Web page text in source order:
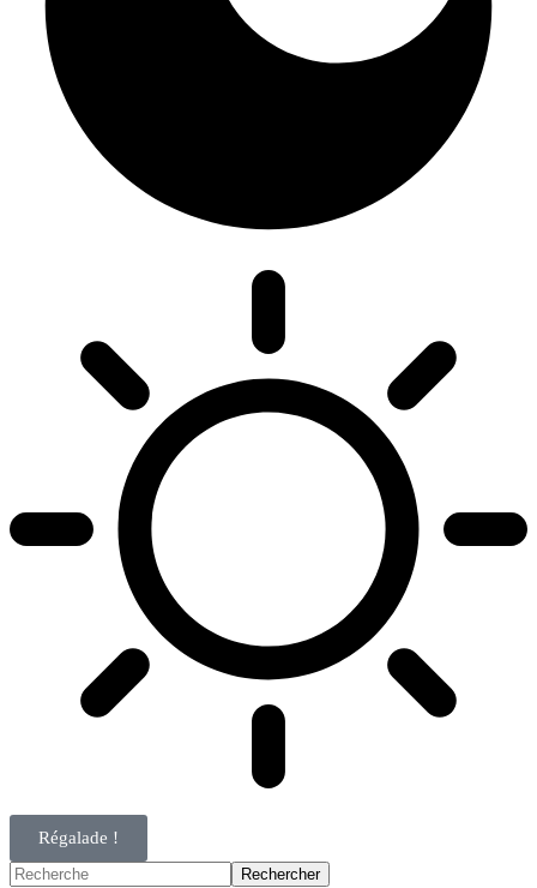
Régalade !